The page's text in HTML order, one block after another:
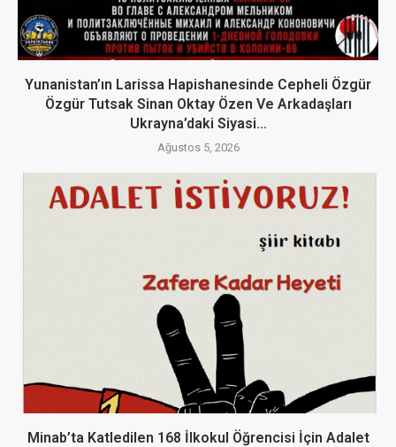
Yunanistan’ın Larissa Hapishanesinde Cepheli Özgür
Özgür Tutsak Sinan Oktay Özen Ve Arkadaşları
Ukrayna’daki Siyasi...
Ağustos 5, 2026
Minab’ta Katledilen 168 İlkokul Öğrencisi İçin Adalet